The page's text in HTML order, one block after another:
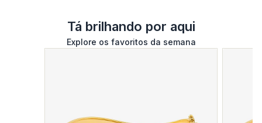
Tá brilhando por aqui
Explore os favoritos da semana